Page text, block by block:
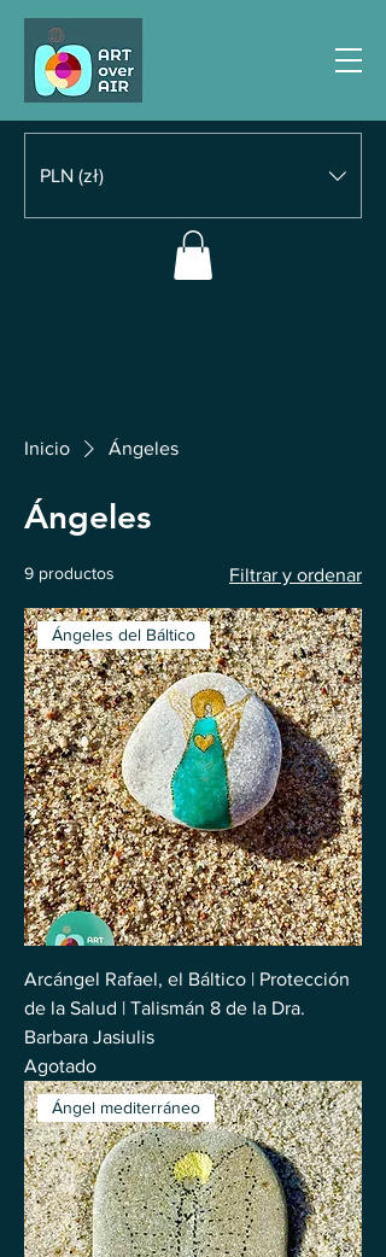
PLN (zł)
Inicio Ángeles
Ángeles
9 productos Filtrar y ordenar
Ángeles del Báltico
Arcángel Rafael, el Báltico | Protección
de la Salud | Talismán 8 de la Dra.
Barbara Jasiulis
Agotado
Ángel mediterráneo